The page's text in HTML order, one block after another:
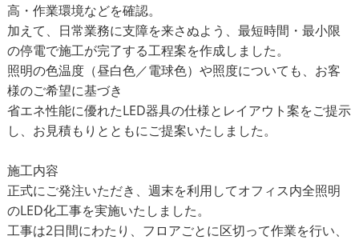
高・作業環境などを確認。
加えて、日常業務に支障を来さぬよう、最短時間・最小限
の停電で施工が完了する工程案を作成しました。
照明の色温度（昼白色／電球色）や照度についても、お客
様のご希望に基づき
省エネ性能に優れたLED器具の仕様とレイアウト案をご提示
し、お見積もりとともにご提案いたしました。
施工内容
正式にご発注いただき、週末を利用してオフィス内全照明
のLED化工事を実施いたしました。
工事は2日間にわたり、フロアごとに区切って作業を行い、